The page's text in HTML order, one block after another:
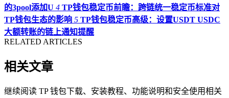
的3pool添加U 4 TP钱包稳定币前瞻：跨链统一稳定币标准对
TP钱包生态的影响 5 TP钱包稳定币高级：设置USDT USDC
大额转账的链上通知提醒
RELATED ARTICLES
相关文章
继续阅读 TP 钱包下载、安装教程、功能说明和安全使用相关